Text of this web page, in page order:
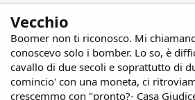
Vecchio
Boomer non ti riconosco. Mi
conoscevo solo i bomber. Lo so, è
cavallo di due secoli e soprattutto di
comincio' con una moneta, ci
crescemmo con "pronto?- Casa